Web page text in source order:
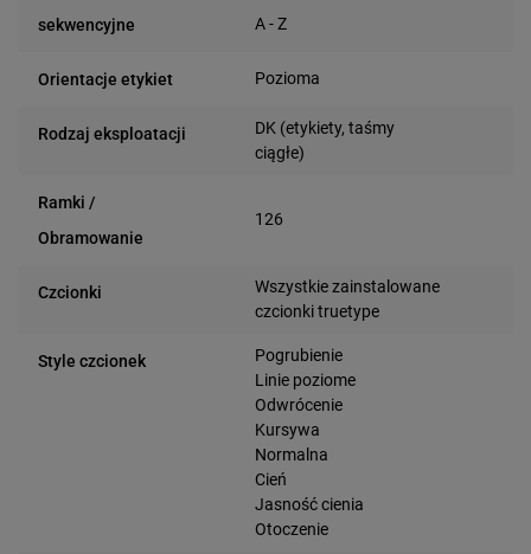
sekwencyjne
A - Z
Orientacje etykiet Pozioma
Rodzaj eksploatacji
DK (etykiety, taśmy
ciągłe)
Ramki /
Obramowanie
126
Czcionki
Wszystkie zainstalowane
czcionki truetype
Style czcionek
Pogrubienie
Linie poziome
Odwrócenie
Kursywa
Normalna
Cień
Jasność cienia
Otoczenie